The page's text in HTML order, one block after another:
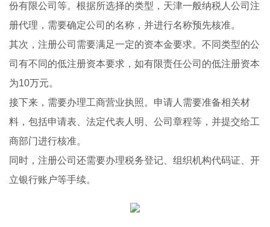
份有限公司等。根据所选择的类型，天津一般纳税人公司注
册代理，需要确定公司的名称，并进行名称预先核准。
其次，注册公司需要满足一定的资本金要求。不同类型的公
司有不同的低注册资本要求，如有限责任公司的低注册资本
为10万元。
接下来，需要办理工商营业执照。申请人需要准备相关材
料，包括申请表、法定代表人明、公司章程等，并提交给工
商部门进行核准。
同时，注册公司还需要办理税务登记、组织机构代码证、开
立银行账户等手续。